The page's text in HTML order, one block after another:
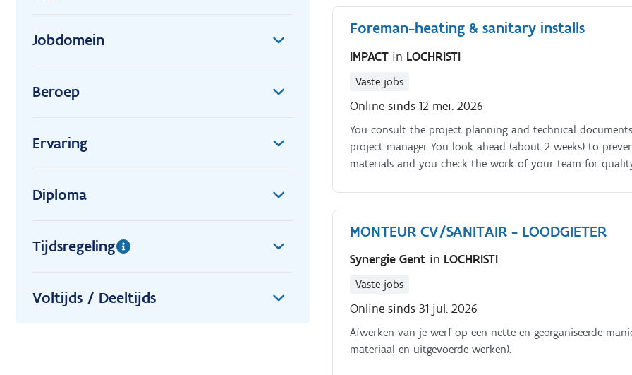
Jobdomein
Beroep
Ervaring
Diploma
Tijdsregeling
Voltijds / Deeltijds
Foreman-heating & sanitary installs
IMPACT in LOCHRISTI
Vaste jobs
Online sinds 12 mei. 2026
You consult the project planning and technical
project manager You look ahead (about 2 weeks) to
materials and you check the work of your team for
clear manner You cooperate as a fitter where possible
of unforeseen obstacles in terms of implementation You
adjusted by the draftsman or work planner to the actual
materials used You communicate with and, together
problems or changing circumstances You coordinate
MONTEUR CV/SANITAIR - LOODGIETER
Synergie Gent in LOCHRISTI
Vaste jobs
Online sinds 31 jul. 2026
Afwerken van je werf op een nette en georganiseerde
materiaal en uitgevoerde werken).